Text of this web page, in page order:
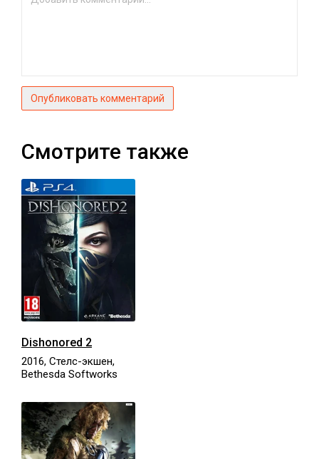
Опубликовать комментарий
Смотрите также
Dishonored 2
2016, Стелс-экшен,
Bethesda Softworks